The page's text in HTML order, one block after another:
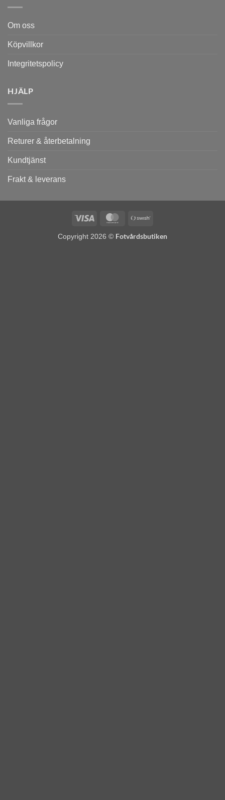
Om oss
Köpvillkor
Integritetspolicy
HJÄLP
Vanliga frågor
Returer & återbetalning
Kundtjänst
Frakt & leverans
Visa MasterCard
Copyright 2026 © Fotvårdsbutiken